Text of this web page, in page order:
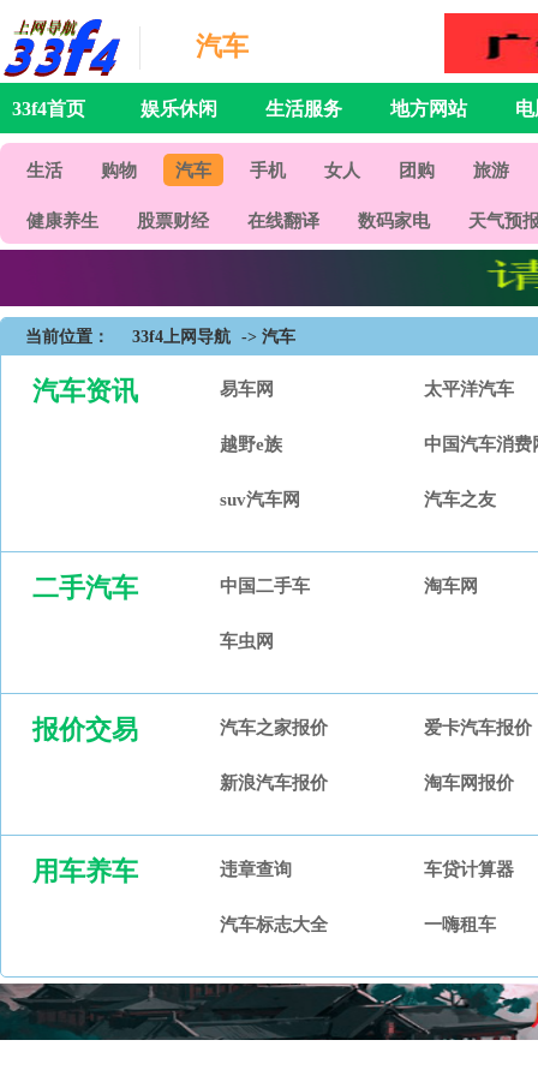
汽车
33f4首页 娱乐休闲 生活服务 地方网站
生活 购物 汽车 手机 女人 团购 旅游
健康养生 股票财经 在线翻译 数码家电 天气预
当前位置： 33f4上网导航 -> 汽车
汽车资讯 易车网 太平洋汽车
越野e族 中国汽车消费
suv汽车网 汽车之友
二手汽车 中国二手车 淘车网
车虫网
报价交易 汽车之家报价 爱卡汽车报价
新浪汽车报价 淘车网报价
用车养车 违章查询 车贷计算器
汽车标志大全 一嗨租车